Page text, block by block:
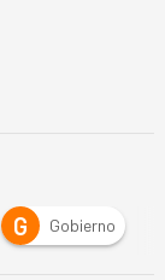
Gobierno